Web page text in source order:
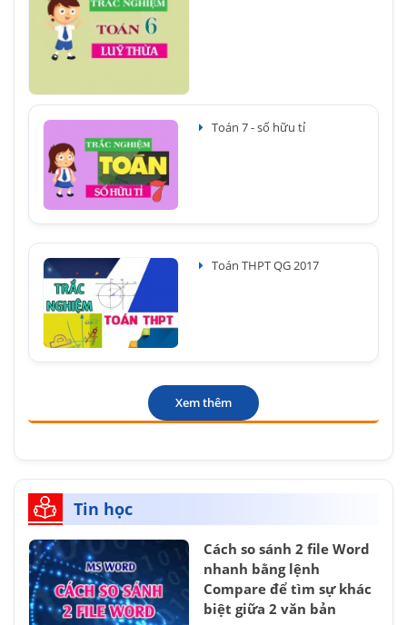
Toán 7 - số hữu tỉ
Toán THPT QG 2017
Xem thêm
Tin học
Cách so sánh 2 file Word
nhanh bằng lệnh
Compare để tìm sự khác
biệt giữa 2 văn bản